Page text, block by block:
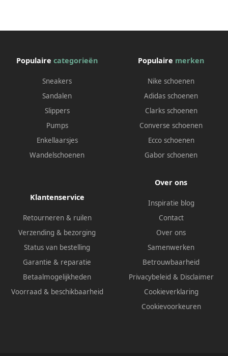
Populaire categorieën
Sneakers
Sandalen
Slippers
Pumps
Enkellaarsjes
Wandelschoenen
Populaire merken
Nike schoenen
Adidas schoenen
Clarks schoenen
Converse schoenen
Ecco schoenen
Gabor schoenen
Klantenservice
Retourneren & ruilen
Verzending & bezorging
Status van bestelling
Garantie & reparatie
Betaalmogelijkheden
Voorraad & beschikbaarheid
Over ons
Inspiratie blog
Contact
Over ons
Samenwerken
Betrouwbaarheid
Privacybeleid & Disclaimer
Cookieverklaring
Cookievoorkeuren